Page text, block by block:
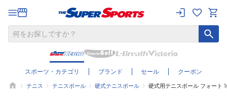
スポーツ・カテゴリ ブランド セール クーポン
テニス テニスボール 硬式テニスボール 硬式用テニスボール フォート